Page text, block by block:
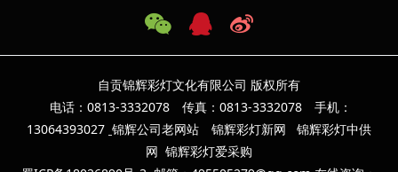
自贡锦辉彩灯文化有限公司 版权所有
电话：0813-3332078 传真：0813-3332078 手机：
13064393027 锦辉公司老网站 锦辉彩灯新网
锦辉彩灯中供
网 锦辉彩灯爱采购